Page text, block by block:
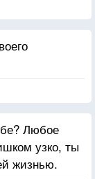
Любое
узко, ты
жизнью.